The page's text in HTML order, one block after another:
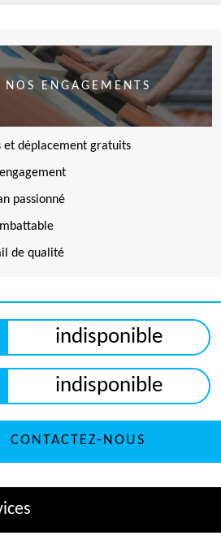
NOS ENGAGEMENTS
et déplacement gratuits
passionné
de qualité
indisponible
indisponible
CONTACTEZ-NOUS